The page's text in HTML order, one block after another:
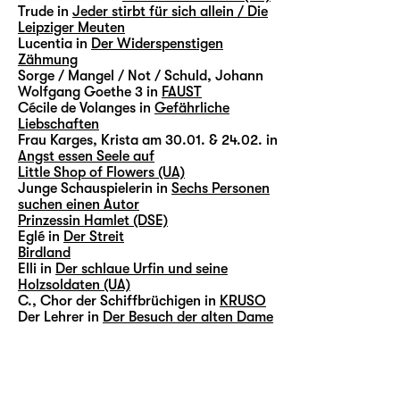
Trude in Jeder stirbt für sich allein / Die
Leipziger Meuten
Lucentia in Der Widerspenstigen
Zähmung
Sorge / Mangel / Not / Schuld, Johann
Wolfgang Goethe 3 in FAUST
Cécile de Volanges in Gefährliche
Liebschaften
Frau Karges, Krista am 30.01. & 24.02. in
Angst essen Seele auf
Little Shop of Flowers (UA)
Junge Schauspielerin in Sechs Personen
suchen einen Autor
Prinzessin Hamlet (DSE)
Eglé in Der Streit
Birdland
Elli in Der schlaue Urfin und seine
Holzsoldaten (UA)
C., Chor der Schiffbrüchigen in KRUSO
Der Lehrer in Der Besuch der alten Dame